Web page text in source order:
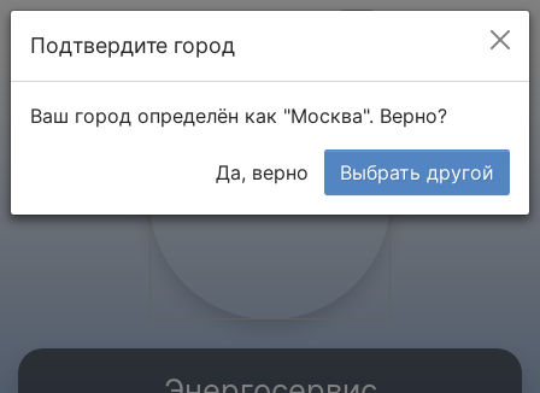
Подтвердите город
Ваш город определён как "Москва". Верно?
Да, верно Выбрать другой